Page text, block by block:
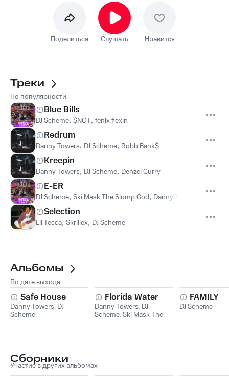
Поделиться Слушать Нравится
Треки
По популярности
Blue Bills
DJ Scheme, $NOT, fenix flexin
Redrum
Danny Towers, DJ Scheme, Robb Bank$
Kreepin
Danny Towers, DJ Scheme, Denzel Curry
E-ER
DJ Scheme, Ski Mask The Slump God, Danny Towers
Selection
Lil Tecca, Skrillex, DJ Scheme
Альбомы
По дате выхода
Safe House
Danny Towers, DJ
Scheme
Florida Water
Danny Towers, DJ
Scheme,Ski Mask The
FAMILY
DJ Scheme
Сборники
Участие в других альбомах